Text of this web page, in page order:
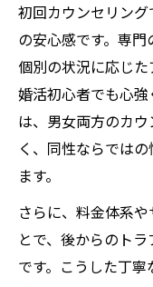
初回カウンセリン
の安心感です。専門
個別の状況に応じた
婚活初心者でも心
は、男女両方のカ
く、同性ならでは
ます。
さらに、料金体系
とで、後からのト
です。こうした丁